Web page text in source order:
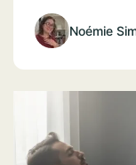
Noémie